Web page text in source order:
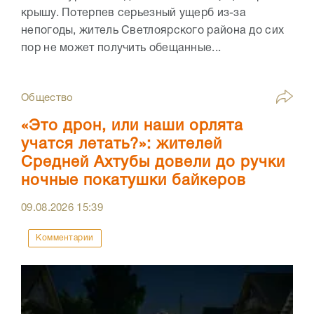
крышу. Потерпев серьезный ущерб из-за
непогоды, житель Светлоярского района до сих
пор не может получить обещанные...
Общество
«Это дрон, или наши орлята
учатся летать?»: жителей
Средней Ахтубы довели до ручки
ночные покатушки байкеров
09.08.2026 15:39
Комментарии